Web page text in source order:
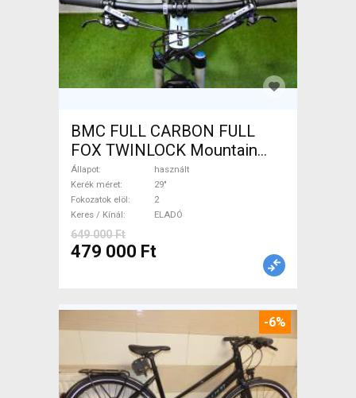
BMC FULL CARBON FULL
FOX TWINLOCK Mountain
Bike 29" össztelós / fully
használt ELADÓ
Állapot
használt
Kerék méret
29"
Fokozatok elöl
2
Keres / Kínál
ELADÓ
649 000 Ft
479 000 Ft
-6%